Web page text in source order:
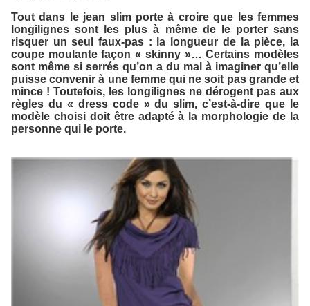
Tout dans le jean slim porte à croire que les femmes
longilignes sont les plus à même de le porter sans
risquer un seul faux-pas : la longueur de la pièce, la
coupe moulante façon « skinny »… Certains modèles
sont même si serrés qu’on a du mal à imaginer qu’elle
puisse convenir à une femme qui ne soit pas grande et
mince ! Toutefois, les longilignes ne dérogent pas aux
règles du « dress code » du slim, c’est-à-dire que le
modèle choisi doit être adapté à la morphologie de la
personne qui le porte.